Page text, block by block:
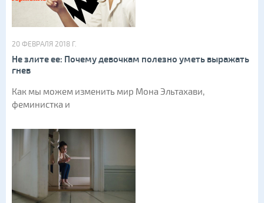
20 ФЕВРАЛЯ 2018 Г.
Не злите ее: Почему девочкам полезно уметь выражать
гнев
Как мы можем изменить мир Мона Эльтахави,
феминистка и